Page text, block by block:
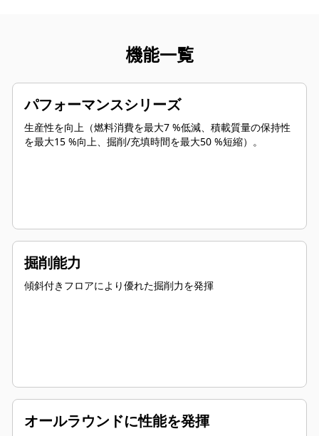
機能一覧
パフォーマンスシリーズ
生産性を向上（燃料消費を最大7 %低減、積載質量の保持性
を最大15 %向上、掘削/充填時間を最大50 %短縮）。
掘削能力
傾斜付きフロアにより優れた掘削力を発揮
オールラウンドに性能を発揮